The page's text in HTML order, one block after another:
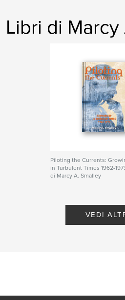
Libri di Marcy
Piloting the Currents:
in Turbulent Times 1962-
di Marcy A. Smalley
VEDI